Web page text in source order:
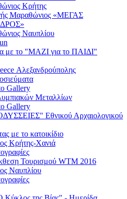
Κρήτης
Μαραθώνιος «ΜΕΓΑΣ
Ναυπλίου
με το "ΜΑΖΙ για το ΠΑΙΔΙ"
Αλεξανδρούπολης
Gallery
Μεταλλίων
Gallery
Εθνικού Αρχαιολογικού
με το κατοικίδιο
Κρήτης-Χανιά
Τουρισμού WTM 2016
Ναυπλίου